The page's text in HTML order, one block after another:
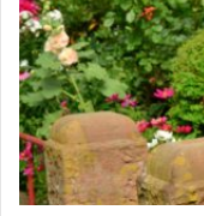
a
madárfüttyig
–
Zöldítsük
ki
együtt
Dunaújvárost!”